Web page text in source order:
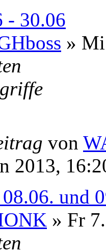
- 30.06
»
von
2013,
und
» Fr